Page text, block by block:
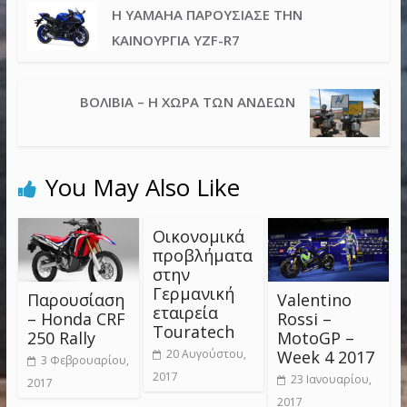
Η YAMAHA ΠΑΡΟΥΣΊΑΣΕ ΤΗΝ
ΚΑΙΝΟΎΡΓΙΑ YZF-R7
ΒΟΛΙΒΙΑ – Η ΧΏΡΑ ΤΩΝ ΆΝΔΕΩΝ
You May Also Like
Παρουσίαση
– Honda CRF
250 Rally
3 Φεβρουαρίου,
2017
Οικονομικά
προβλήματα
στην
Γερμανική
εταιρεία
Touratech
20 Αυγούστου,
2017
Valentino
Rossi –
MotoGP –
Week 4 2017
23 Ιανουαρίου,
2017